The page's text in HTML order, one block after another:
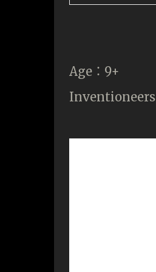
Age：9+
Inventioneers